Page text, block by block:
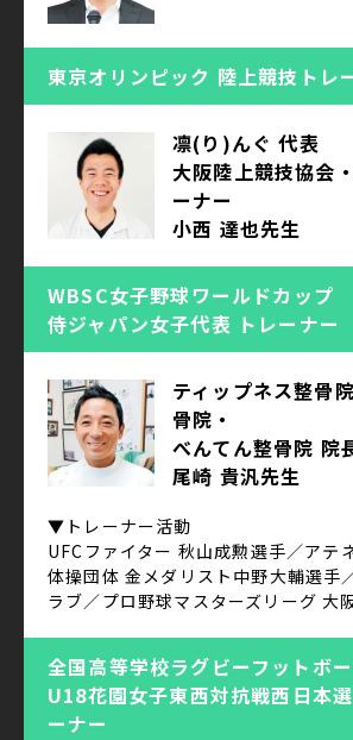
東京オリンピック 陸上競技トレ
凛(り)んぐ 代表
大阪陸上競技協会
ーナー
小西 達也先生
WBSC女子野球ワールドカップ
侍ジャパン女子代表 トレーナー
ティップネス整骨
骨院・
べんてん整骨院 院
尾崎 貴汎先生
▼トレーナー活動
UFCファイター 秋山成勲選手／アテ
体操団体 金メダリスト中野大輔選手
ラブ／プロ野球マスターズリーグ 大
全国高等学校ラグビーフットボ
U18花園女子東西対抗戦西日本
ーナー